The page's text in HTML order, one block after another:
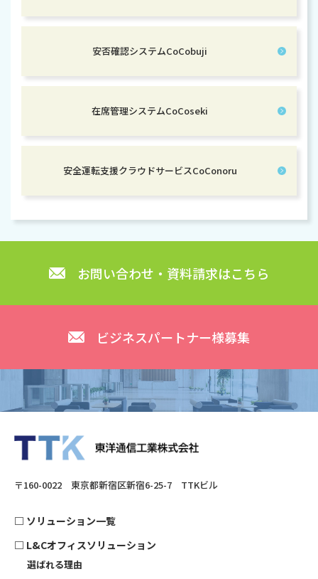
安否確認システムCoCobuji
在席管理システムCoCoseki
安全運転支援クラウドサービスCoConoru
お問い合わせ・資料請求はこちら
ビジネスパートナー様募集
〒160-0022 東京都新宿区新宿6-25-7 TTKビル
□ ソリューション一覧
□ L&Cオフィスソリューション
選ばれる理由